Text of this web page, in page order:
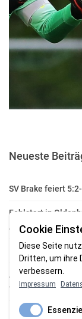
Neueste
SV Brake feiert
Fehlstart in
Auftakt
Fußball in der
Aufstieg geschafft:
für die Oberliga
HSG Unterweser
Cookie
Diese Seite
Dritten, um ihre
verbessern.
Impressum